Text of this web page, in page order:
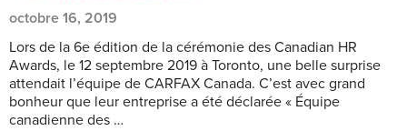
octobre 16, 2019
Lors de la 6e édition de la cérémonie des Canadian HR
Awards, le 12 septembre 2019 à Toronto, une belle surprise
attendait l’équipe de CARFAX Canada. C’est avec grand
bonheur que leur entreprise a été déclarée « Équipe
canadienne des …